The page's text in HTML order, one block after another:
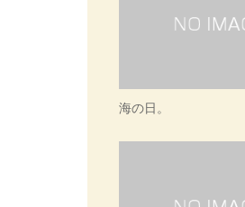
海の日。